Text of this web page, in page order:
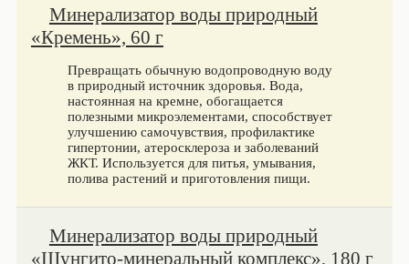
Минерализатор воды природный
«Кремень», 60 г
Превращать обычную водопроводную воду
в природный источник здоровья. Вода,
настоянная на кремне, обогащается
полезными микроэлементами, способствует
улучшению самочувствия, профилактике
гипертонии, атеросклероза и заболеваний
ЖКТ. Используется для питья, умывания,
полива растений и приготовления пищи.
Минерализатор воды природный
«Шунгито-минеральный комплекс», 180 г